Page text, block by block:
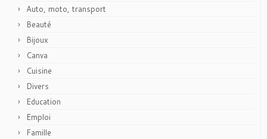
Auto, moto, transport
Beauté
Bijoux
Canva
Cuisine
Divers
Education
Emploi
Famille